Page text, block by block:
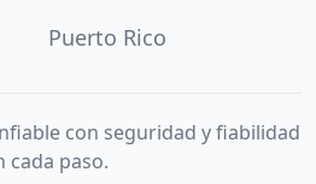
Puerto Rico
con seguridad y fiabilidad
cada paso.